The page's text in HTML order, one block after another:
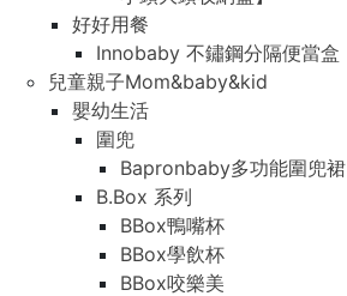
好好用餐
Innobaby 不鏽鋼分隔便當盒
兒童親子Mom&baby&kid
嬰幼生活
圍兜
Bapronbaby多功能圍兜裙
B.Box 系列
BBox鴨嘴杯
BBox學飲杯
BBox咬樂美